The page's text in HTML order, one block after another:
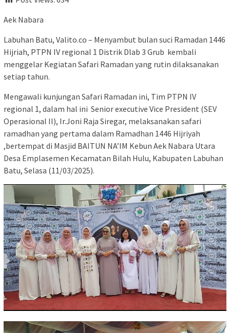
Aek Nabara
Labuhan Batu, Valito.co – Menyambut bulan suci Ramadan 1446
Hijriah, PTPN IV regional 1 Distrik Dlab 3 Grub kembali
menggelar Kegiatan Safari Ramadan yang rutin dilaksanakan
setiap tahun.
Mengawali kunjungan Safari Ramadan ini, Tim PTPN IV
regional 1, dalam hal ini Senior executive Vice President (SEV
Operasional II), Ir.Joni Raja Siregar, melaksanakan safari
ramadhan yang pertama dalam Ramadhan 1446 Hijriyah
,bertempat di Masjid BAITUN NA’IM Kebun Aek Nabara Utara
Desa Emplasemen Kecamatan Bilah Hulu, Kabupaten Labuhan
Batu, Selasa (11/03/2025).